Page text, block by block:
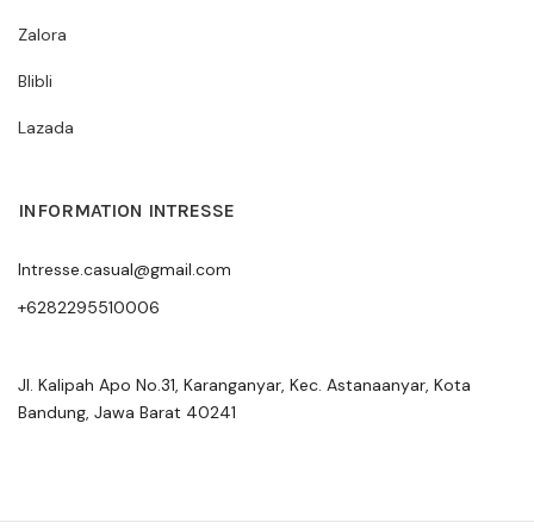
Zalora
Blibli
Lazada
INFORMATION INTRESSE
Intresse.casual@gmail.com
+6282295510006
Jl. Kalipah Apo No.31, Karanganyar, Kec. Astanaanyar, Kota
Bandung, Jawa Barat 40241